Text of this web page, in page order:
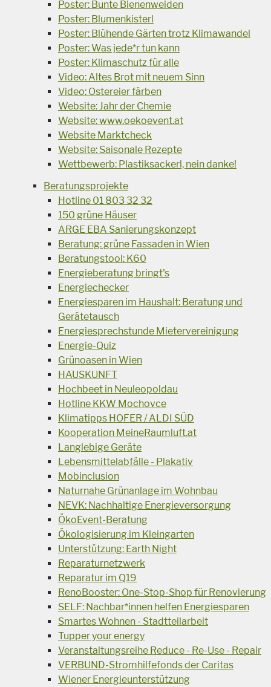
Poster: Bunte Bienenweiden
Poster: Blumenkisterl
Poster: Blühende Gärten trotz Klimawandel
Poster: Was jede*r tun kann
Poster: Klimaschutz für alle
Video: Altes Brot mit neuem Sinn
Video: Ostereier färben
Website: Jahr der Chemie
Website: www.oekoevent.at
Website Marktcheck
Website: Saisonale Rezepte
Wettbewerb: Plastiksackerl, nein danke!
Beratungsprojekte
Hotline 01 803 32 32
150 grüne Häuser
ARGE EBA Sanierungskonzept
Beratung: grüne Fassaden in Wien
Beratungstool: K60
Energieberatung bringt's
Energiechecker
Energiesparen im Haushalt: Beratung und
Gerätetausch
Energiesprechstunde Mietervereinigung
Energie-Quiz
Grünoasen in Wien
HAUSKUNFT
Hochbeet in Neuleopoldau
Hotline KKW Mochovce
Klimatipps HOFER / ALDI SÜD
Kooperation MeineRaumluft.at
Langlebige Geräte
Lebensmittelabfälle - Plakativ
Mobinclusion
Naturnahe Grünanlage im Wohnbau
NEVK: Nachhaltige Energieversorgung
ÖkoEvent-Beratung
Ökologisierung im Kleingarten
Unterstützung: Earth Night
Reparaturnetzwerk
Reparatur im Q19
RenoBooster: One-Stop-Shop für Renovierung
SELF: Nachbar*innen helfen Energiesparen
Smartes Wohnen - Stadtteilarbeit
Tupper your energy
Veranstaltungsreihe Reduce - Re-Use - Repair
VERBUND-Stromhilfefonds der Caritas
Wiener Energieunterstützung